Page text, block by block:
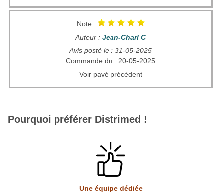
Note :
Auteur : Jean-Charl C
Avis posté le : 31-05-2025
Commande du : 20-05-2025
Voir pavé précédent
Pourquoi préférer Distrimed !
Une équipe dédiée